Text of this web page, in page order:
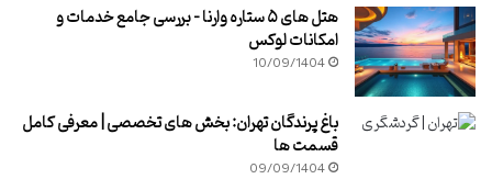
هتل های ۵ ستاره وارنا – بررسی جامع خدمات و
امکانات لوکس
10/09/1404
باغ پرندگان تهران: بخش های تخصصی | معرفی کامل
قسمت ها
09/09/1404